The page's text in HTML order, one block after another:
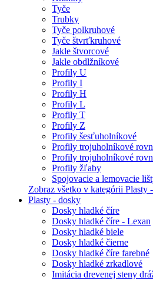
Tyče
Trubky
Tyče polkruhové
Tyče štvrťkruhové
Jakle štvorcové
Jakle obdlžníkové
Profily U
Profily I
Profily H
Profily L
Profily T
Profily Z
Profily šesťuholníkové
Profily trojuholníkové
Profily trojuholníkové
Profily žľaby
Spojovacie a lemovacie
Zobraz všetko v kategórii Plasty
Plasty - dosky
Dosky hladké číre
Dosky hladké číre - Lexan
Dosky hladké biele
Dosky hladké čierne
Dosky hladké číre farebné
Dosky hladké zrkadlové
Imitácia drevenej steny